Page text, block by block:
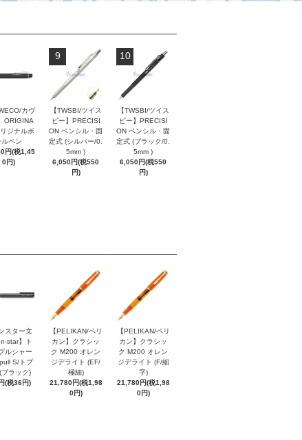
カヴ
ORIGINA
ジナルボ
ルペン
円(税1,45
0円)
9
【TWSBI/ツイス
ビー】PRECISI
ON ペンシル・固
定式 (シルバー/0.
5mm )
6,050円(税550
円)
10
【TWSBI/ツイス
ビー】PRECISI
ON ペンシル・固
定式 (ブラック/0.
5mm )
6,050円(税550
円)
スター文
star】ト
ルシャー
S/トプ
ブラック)
(税36円)
【PELIKAN/ペリ
カン】クラシッ
ク M200 オレン
ジデライト (EF/
極細)
21,780円(税1,98
0円)
【PELIKAN/ペリ
カン】クラシッ
ク M200 オレン
ジデライト (F/細
字)
21,780円(税1,98
0円)